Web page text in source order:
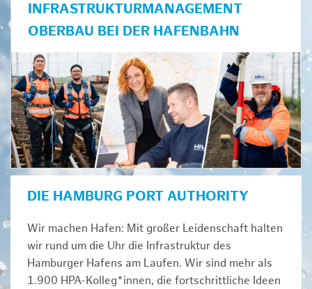
INFRASTRUKTURMANAGEMENT
OBERBAU BEI DER HAFENBAHN
DIE HAMBURG PORT AUTHORITY
Wir machen Hafen: Mit großer Leidenschaft halten
wir rund um die Uhr die Infrastruktur des
Hamburger Hafens am Laufen. Wir sind mehr als
1.900 HPA-Kolleg*innen, die fortschrittliche Ideen